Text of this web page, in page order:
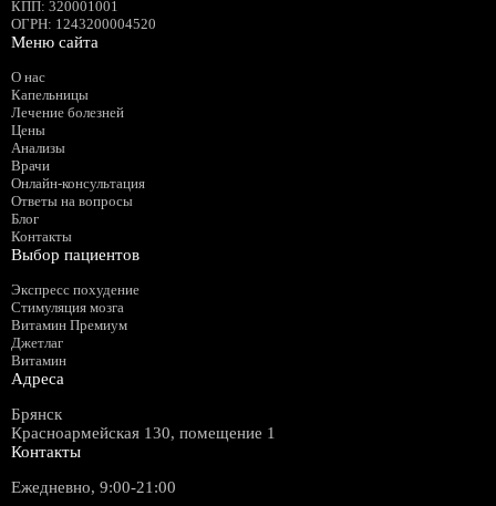
КПП: 320001001
ОГРН: 1243200004520
Меню сайта
О нас
Капельницы
Лечение болезней
Цены
Анализы
Врачи
Онлайн-консультация
Ответы на вопросы
Блог
Контакты
Выбор пациентов
Экспресс похудение
Стимуляция мозга
Витамин Премиум
Джетлаг
Витамин
Адреса
Брянск
Красноармейская 130, помещение 1
Контакты
Ежедневно, 9:00-21:00